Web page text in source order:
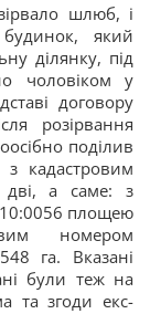
шлюб, і
який
ділянку, під
чоловіком у
договору
розірвання
поділив
кадастровим
дві, а саме: з
площею
номером
га. Вказані
були теж на
та згоди екс-